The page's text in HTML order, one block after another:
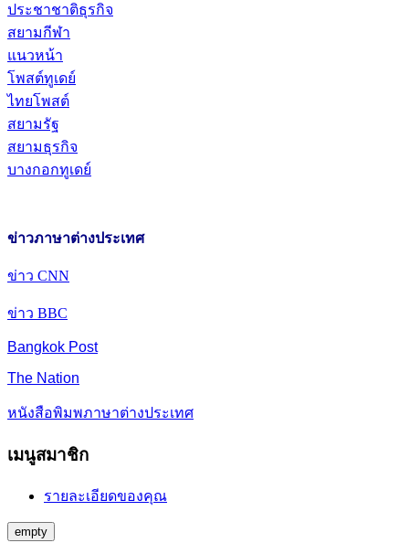
ประชาชาติธุรกิจ
สยามกีฬา
แนวหน้า
โพสต์ทูเดย์
ไทยโพสต์
สยามรัฐ
สยามธุรกิจ
บางกอกทูเดย์
ข่าวภาษาต่างประเทศ
ข่าว CNN
ข่าว BBC
Bangkok Post
The Nation
หนังสือพิมพภาษาต่างประเทศ
เมนูสมาชิก
รายละเอียดของคุณ
empty